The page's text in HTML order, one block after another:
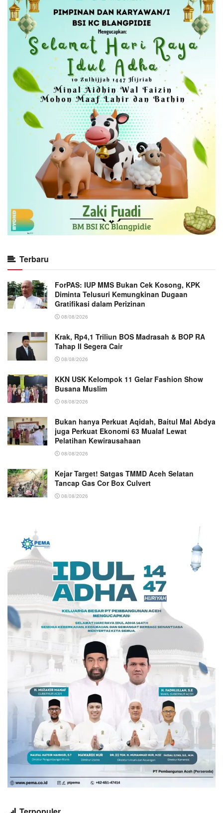
Terbaru
ForPAS: IUP MMS Bukan Cek Kosong, KPK
Diminta Telusuri Kemungkinan Dugaan
Gratifikasi dalam Perizinan
08/08/2026
Krak, Rp4,1 Triliun BOS Madrasah & BOP RA
Tahap II Segera Cair
08/08/2026
KKN USK Kelompok 11 Gelar Fashion Show
Busana Muslim
08/08/2026
Bukan hanya Perkuat Aqidah, Baitul Mal Abdya
juga Perkuat Ekonomi 63 Mualaf Lewat
Pelatihan Kewirausahaan
08/08/2026
Kejar Target! Satgas TMMD Aceh Selatan
Tancap Gas Cor Box Culvert
08/08/2026